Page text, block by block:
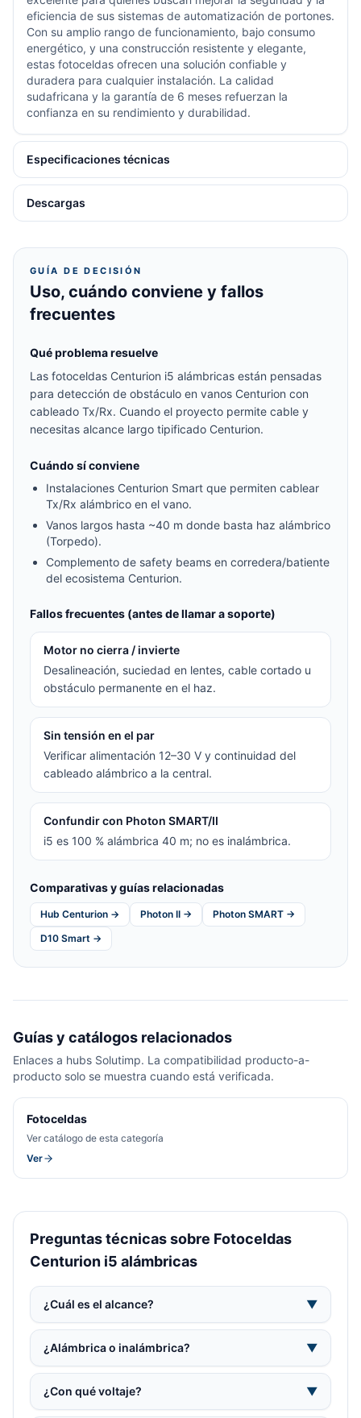
eficiencia de sus sistemas de automatización de portones.
Con su amplio rango de funcionamiento, bajo consumo
energético, y una construcción resistente y elegante,
estas fotoceldas ofrecen una solución confiable y
duradera para cualquier instalación. La calidad
sudafricana y la garantía de 6 meses refuerzan la
confianza en su rendimiento y durabilidad.
Especificaciones técnicas
Descargas
GUÍA DE DECISIÓN
Uso, cuándo conviene y fallos
frecuentes
Qué problema resuelve
Las fotoceldas Centurion i5 alámbricas están pensadas
para detección de obstáculo en vanos Centurion con
cableado Tx/Rx. Cuando el proyecto permite cable y
necesitas alcance largo tipificado Centurion.
Cuándo sí conviene
Instalaciones Centurion Smart que permiten cablear
Tx/Rx alámbrico en el vano.
Vanos largos hasta ~40 m donde basta haz alámbrico
(Torpedo).
Complemento de safety beams en corredera/batiente
del ecosistema Centurion.
Fallos frecuentes (antes de llamar a soporte)
Motor no cierra / invierte
Desalineación, suciedad en lentes, cable cortado u
obstáculo permanente en el haz.
Sin tensión en el par
Verificar alimentación 12–30 V y continuidad del
cableado alámbrico a la central.
Confundir con Photon SMART/II
i5 es 100 % alámbrica 40 m; no es inalámbrica.
Comparativas y guías relacionadas
Hub Centurion → Photon II →
Photon SMART →
D10 Smart →
Guías y catálogos relacionados
Enlaces a hubs Solutimp. La compatibilidad producto-a-
producto solo se muestra cuando está verificada.
Fotoceldas
Ver catálogo de esta categoría
Ver
Preguntas técnicas sobre Fotoceldas
Centurion i5 alámbricas
¿Cuál es el alcance? ▼
¿Alámbrica o inalámbrica? ▼
¿Con qué voltaje? ▼